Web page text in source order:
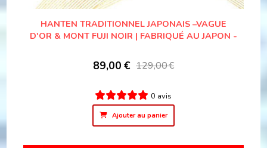
HANTEN TRADITIONNEL JAPONAIS –VAGUE
D'OR & MONT FUJI NOIR | FABRIQUÉ AU JAPON -
89,00 € 129,00€
0 avis
Ajouter au panier